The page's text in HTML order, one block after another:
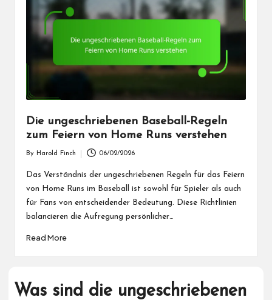
Die ungeschriebenen Baseball-Regeln
zum Feiern von Home Runs verstehen
by
By Harold Finch 06/02/2026
Das Verständnis der ungeschriebenen Regeln für das Feiern
von Home Runs im Baseball ist sowohl für Spieler als auch
für Fans von entscheidender Bedeutung. Diese Richtlinien
balancieren die Aufregung persönlicher…
Read More
Was sind die ungeschriebenen